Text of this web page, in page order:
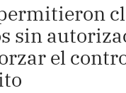
sin
el